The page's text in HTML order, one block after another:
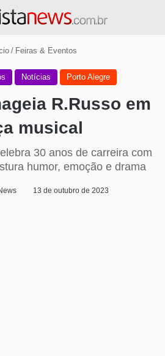
/ Feiras & Eventos
Notícias Porto Alegre
R.Russo em
musical
30 anos de carreira com
humor, emoção e drama
13 de outubro de 2023